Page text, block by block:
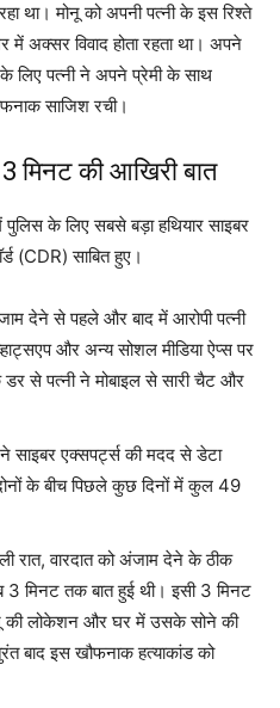
था। मोनू को अपनी पत्नी के इस रिश्ते
अक्सर विवाद होता रहता था। अपने
लिए पत्नी ने अपने प्रेमी के साथ
साजिश रची।
मिनट की आखिरी बात
के लिए सबसे बड़ा हथियार साइबर
(CDR) साबित हुए।
देने से पहले और बाद में आरोपी पत्नी
और अन्य सोशल मीडिया ऐप्स पर
डर से पत्नी ने मोबाइल से सारी चैट और
साइबर एक्सपर्ट्स की मदद से डेटा
के बीच पिछले कुछ दिनों में कुल 49
रात, वारदात को अंजाम देने के ठीक
3 मिनट तक बात हुई थी। इसी 3 मिनट
की लोकेशन और घर में उसके सोने की
बाद इस खौफनाक हत्याकांड को